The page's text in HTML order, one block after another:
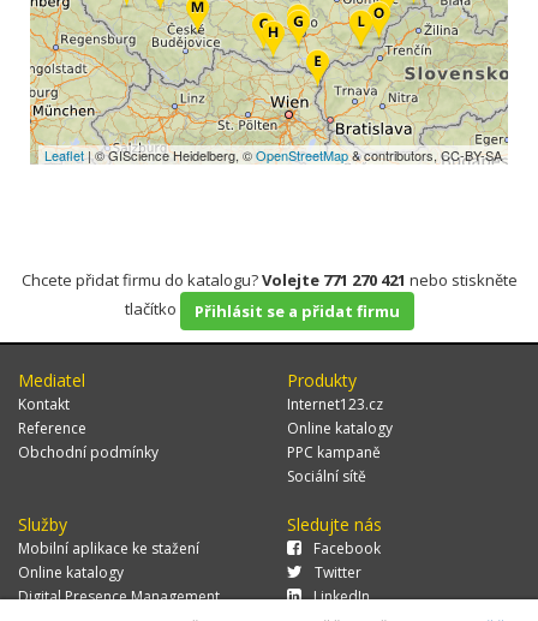
Leaflet| © GIScience Heidelberg, ©OpenStreetMap& contributors, CC-BY-SA
Chcete přidat firmu do katalogu?Volejte 771 270 421 nebo stiskněte
tlačítko
Přihlásit se a přidat firmu
Mediatel
Kontakt
Reference
Obchodní podmínky
Produkty
Internet123.cz
Online katalogy
PPC kampaně
Sociální sítě
Služby
Mobilní aplikace ke stažení
Online katalogy
Digital Presence Management
Sledujte nás
Facebook
Twitter
LinkedIn